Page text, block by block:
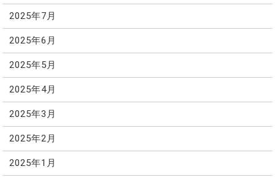
2025年7月
2025年6月
2025年5月
2025年4月
2025年3月
2025年2月
2025年1月